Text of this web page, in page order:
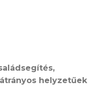
helyzetűek